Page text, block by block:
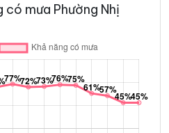
mưa Phường Nhị